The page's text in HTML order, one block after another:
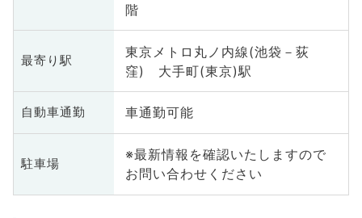
階
最寄り駅
東京メトロ丸ノ内線(池袋－荻
窪) 大手町(東京)駅
自動車通勤 車通勤可能
駐車場
※最新情報を確認いたしますので
お問い合わせください